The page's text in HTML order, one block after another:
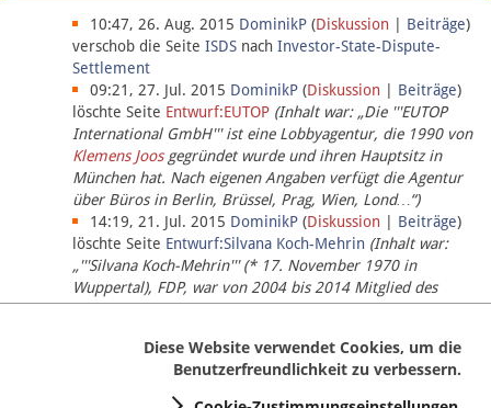
Über Lobbypedia
Impressum
10:47, 26. Aug. 2015 DominikP (Diskussion Beiträge)
verschob die Seite ISDS nach Investor-State-Dispute-
Settlement
09:21, 27. Jul. 2015 DominikP (Diskussion Beiträge)
löschte Seite Entwurf:EUTOP (Inhalt war: „Die '''EUTOP
International GmbH''' ist eine Lobbyagentur, die 1990 von
Klemens Joosgegründet wurde und ihren Hauptsitz in
München hat. Nach eigenen Angaben verfügt die Agentur
über Büros in Berlin, Brüssel, Prag, Wien, Lond…“)
14:19, 21. Jul. 2015 DominikP (Diskussion Beiträge)
löschte Seite Entwurf:Silvana Koch-Mehrin (Inhalt war:
„'''Silvana Koch-Mehrin''' (* 17. November 1970 in
Wuppertal), FDP, war von 2004 bis 2014 Mitglied des
Europäischen Parlaments, seit November 2014 ist sie für
Diese Website verwendet Cookies, um die
Benutzerfreundlichkeit zu verbessern.